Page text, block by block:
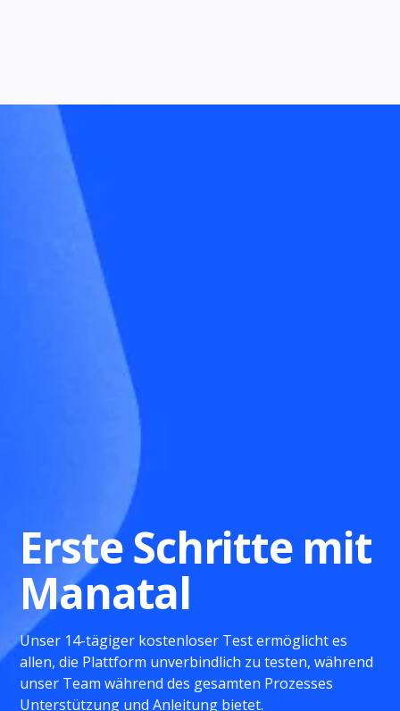
Erste Schritte mit
Manatal
Unser 14-tägiger kostenloser Test ermöglicht es
allen, die Plattform unverbindlich zu testen, während
unser Team während des gesamten Prozesses
Unterstützung und Anleitung bietet.